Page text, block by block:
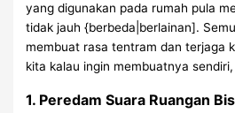
yang digunakan pada rumah pula
tidak jauh {berbeda|berlainan].
membuat rasa tentram dan terjaga
kita kalau ingin membuatnya
1. Peredam Suara Ruangan